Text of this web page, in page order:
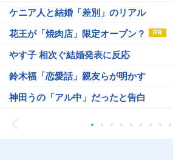
ケニア人と結婚「差別」のリアル
花王が「焼肉店」限定オープン？
やす子 相次ぐ結婚発表に反応
鈴木福「恋愛話」親友らが明かす
神田うの「アル中」だったと告白